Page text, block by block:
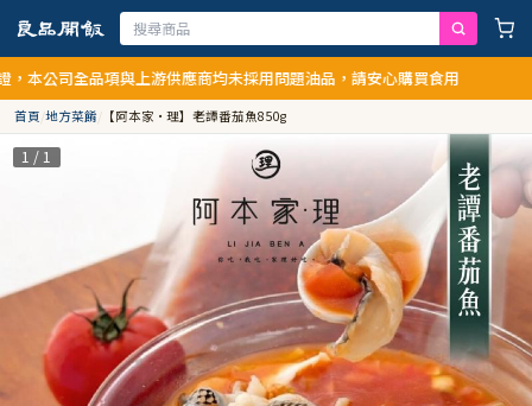
司全品項與上游供應商均未採用問題油品，請安心購買食用
首頁/地方菜餚/ 【阿本家·理】老譚番茄魚850g
1 / 1